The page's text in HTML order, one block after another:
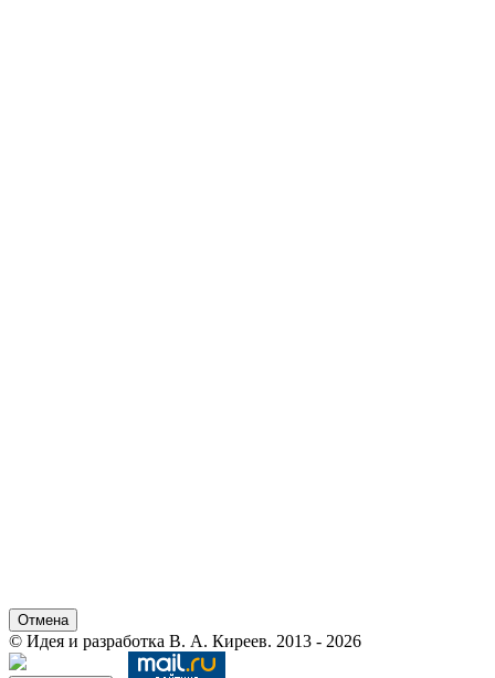
Отмена
© Идея и разработка В. А. Киреев. 2013 - 2026